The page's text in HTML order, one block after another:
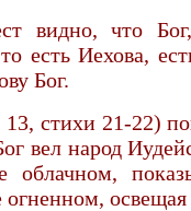
видно, что
есть Иехова,
Бог.
стихи 21-22)
вел народ
облачном,
огненном,